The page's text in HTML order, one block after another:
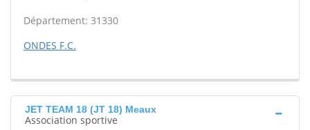
Département: 31330
ONDES F.C.
JET TEAM 18 (JT 18) Meaux
Association sportive